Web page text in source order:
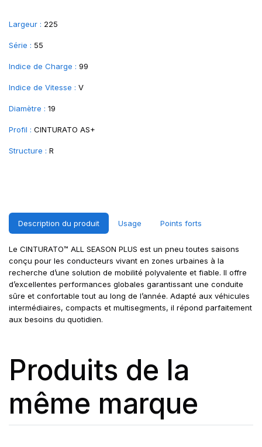
Largeur : 225
Série : 55
Indice de Charge : 99
Indice de Vitesse : V
Diamètre : 19
Profil : CINTURATO AS+
Structure : R
Description du produit Usage Points forts
Le CINTURATO™ ALL SEASON PLUS est un pneu toutes saisons
conçu pour les conducteurs vivant en zones urbaines à la
recherche d’une solution de mobilité polyvalente et fiable. Il offre
d’excellentes performances globales garantissant une conduite
sûre et confortable tout au long de l’année. Adapté aux véhicules
intermédiaires, compacts et multisegments, il répond parfaitement
aux besoins du quotidien.
Produits de la
même marque